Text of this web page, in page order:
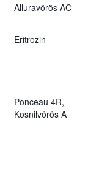
Alluravörös AC
Eritrozin
Ponceau 4R,
Kosnilvörös A